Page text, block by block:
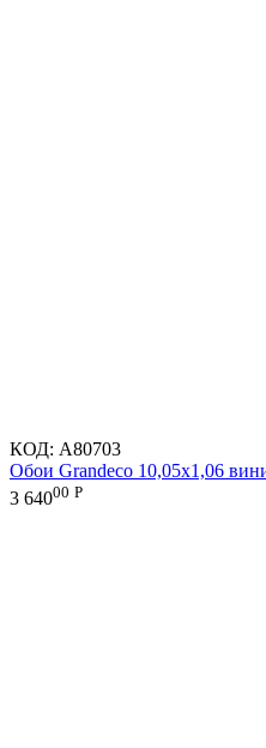
КОД: A80703
Обои Grandeco 10,05х1,06
3 64000 Р